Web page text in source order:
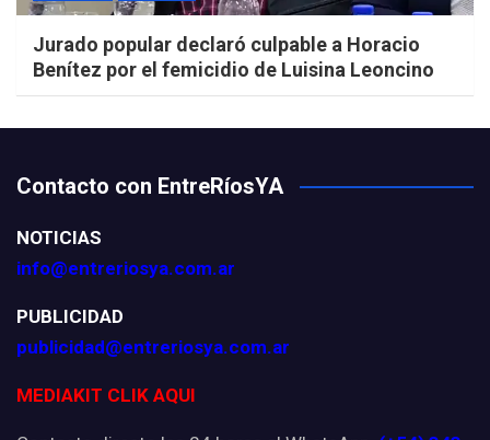
Jurado popular declaró culpable a Horacio
Benítez por el femicidio de Luisina Leoncino
Contacto con EntreRíosYA
NOTICIAS
info@entreriosya.com.ar
PUBLICIDAD
publicidad@entreriosya.com.ar
MEDIAKIT CLIK AQUI